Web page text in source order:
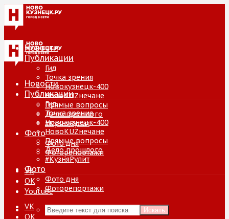
Новости
Публикации
Гид
Точка зрения
Новокузнецк-400
НовоKUZнечане
Прямые вопросы
Дело прошлого
#КузняРулит
Фото
Фото дня
Фоторепортажи
VK
ОК
Youtube
Искать
Новости
Публикации
Гид
Точка зрения
Новокузнецк-400
НовоKUZнечане
Прямые вопросы
Дело прошлого
#КузняРулит
Фото
Фото дня
Фоторепортажи
VK
ОК